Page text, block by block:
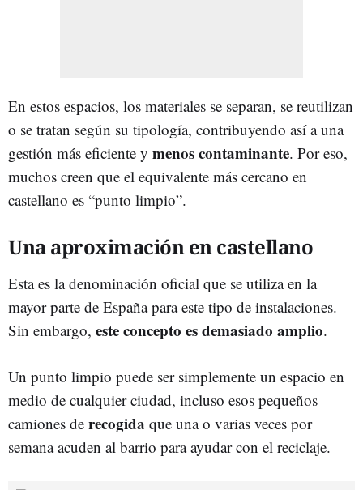
En estos espacios, los materiales se separan, se reutilizan
o se tratan según su tipología, contribuyendo así a una
gestión más eficiente y menos contaminante. Por eso,
muchos creen que el equivalente más cercano en
castellano es “punto limpio”.
Una aproximación en castellano
Esta es la denominación oficial que se utiliza en la
mayor parte de España para este tipo de instalaciones.
Sin embargo, este concepto es demasiado amplio.
Un punto limpio puede ser simplemente un espacio en
medio de cualquier ciudad, incluso esos pequeños
camiones de recogida que una o varias veces por
semana acuden al barrio para ayudar con el reciclaje.